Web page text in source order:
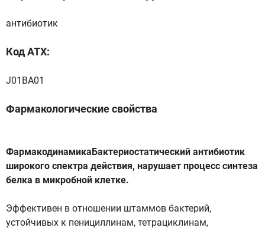
антибиотик
Код ATX:
J01BA01
Фармакологические свойства
ФармакодинамикаБактериостатический антибиотик
широкого спектра действия, нарушает процесс синтеза
белка в микробной клетке.
Эффективен в отношении штаммов бактерий,
устойчивых к пенициллинам, тетрациклинам,